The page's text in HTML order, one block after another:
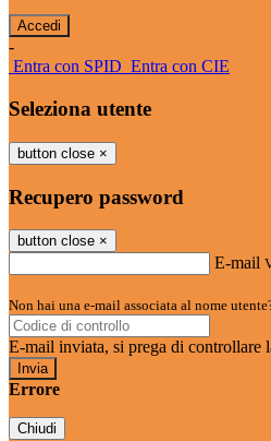
-
Entra con SPID Entra con CIE
Seleziona utente
button close ×
Recupero password
button close ×
E-mail
Non hai una e-mail associata al nome
E-mail inviata, si prega di controllare
Errore
Chiudi